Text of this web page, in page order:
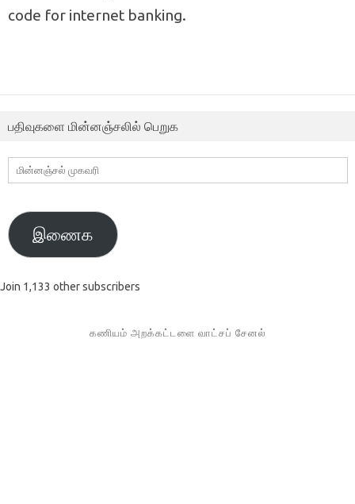
code for internet banking.
பதிவுகளை மின்னஞ்சலில் பெறுக
மின்னஞ்சல்
முகவரி
இணைக
Join 1,133 other subscribers
கணியம் அறக்கட்டளை வாட்சப் சேனல்